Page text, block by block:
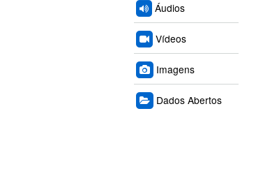
Áudios
Vídeos
Imagens
Dados Abertos